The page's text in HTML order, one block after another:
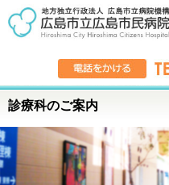
診療科のご案内